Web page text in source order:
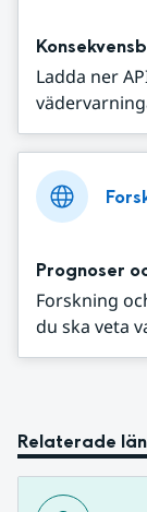
Ladda ner
Prognoser
Forskning
du ska veta
Relaterade